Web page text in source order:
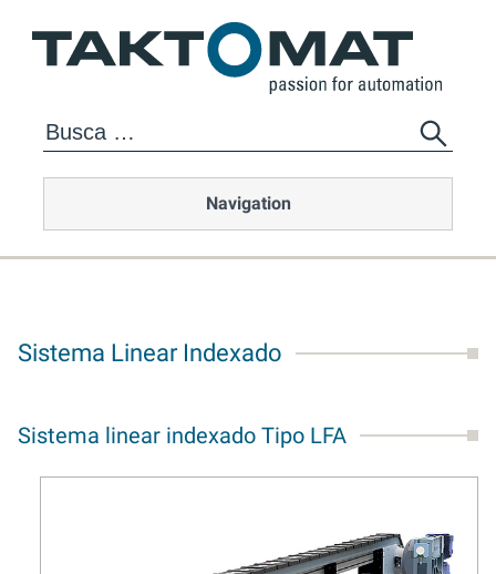
Navigation
Sistema Linear Indexado
Sistema linear indexado Tipo LFA